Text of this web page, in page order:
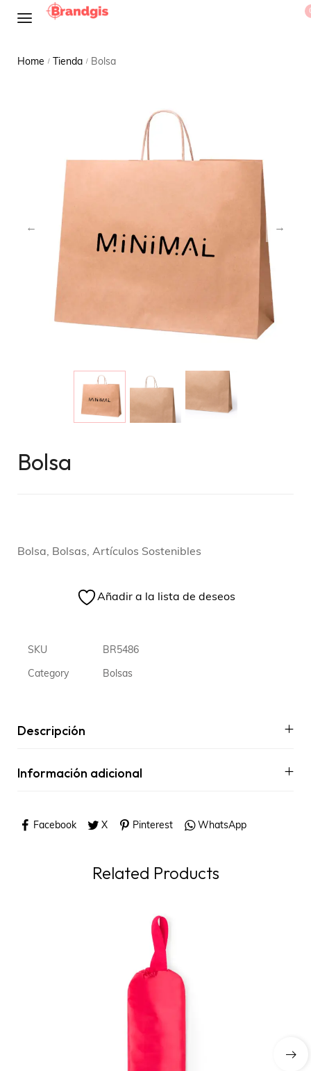
Home / Tienda / Bolsa
Bolsa
Bolsa, Bolsas, Artículos Sostenibles
Añadir a la lista de deseos
SKU BR5486
Category Bolsas
Descripción
Información adicional
Facebook X Pinterest WhatsApp
Related Products